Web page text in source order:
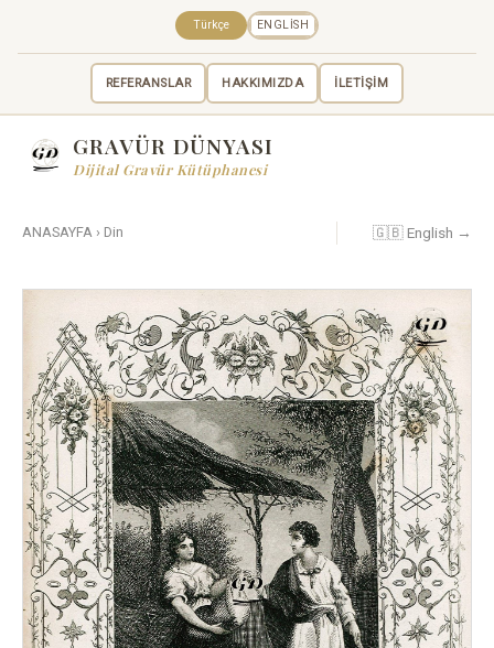
REFERANSLAR HAKKIMIZDA İLETİŞİM
Türkçe ENGLISH
GRAVÜR DÜNYASI
Dijital Gravür Kütüphanesi
ANASAYFA › Din 🇬🇧 English →